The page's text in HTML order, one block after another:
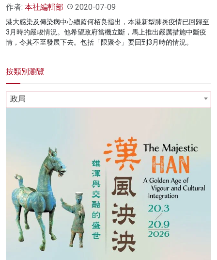
作者: 本社編輯部 2020-07-09
港大感染及傳染病中心總監何栢良指出，本港新型肺炎疫情已回歸至
3月時的嚴峻情況。他希望政府當機立斷，馬上推出嚴厲措施中斷疫
情，令其不至發展下去。包括「限聚令」要回到3月時的情況。
按類別瀏覽
政局